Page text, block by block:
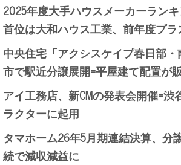
2025年度大手ハウスメーカーラン
首位は大和ハウス工業、前年度プ
中央住宅「アクシスケイプ春日部
市で駅近分譲展開=平屋建て配置が
アイ工務店、新CMの発表会開催=渋
ラクターに起用
タマホーム26年5月期連結決算、分
続で減収減益に